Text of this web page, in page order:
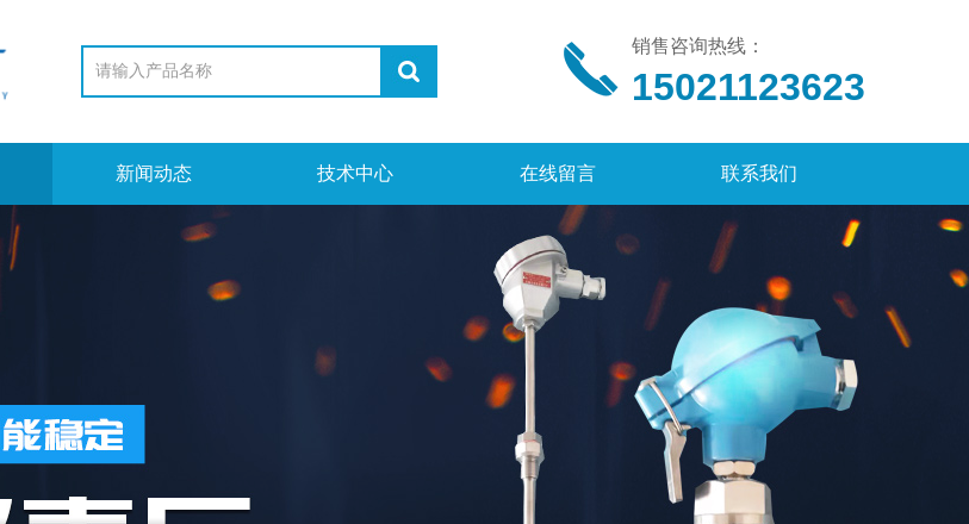
销售咨询热线：
15021123623
新闻动态 技术中心 在线留言 联系我们